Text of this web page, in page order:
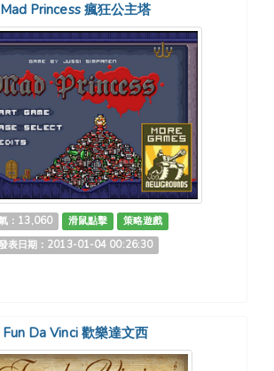
Mad Princess 瘋狂公主塔
：13,060 滑鼠點擊
策略遊戲
表日期：2013-01-04 00:26:30
Fun Da Vinci 歡樂達文西